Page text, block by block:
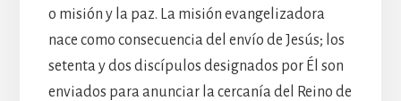
o misión y la paz. La misión evangelizadora
nace como consecuencia del envío de Jesús; los
setenta y dos discípulos designados por Él son
enviados para anunciar la cercanía del Reino de